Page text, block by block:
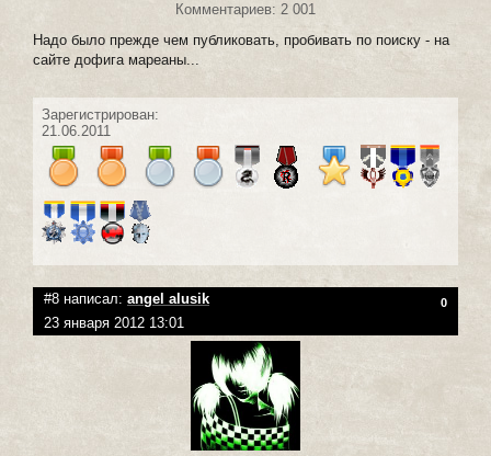
Комментариев: 2 001
Надо было прежде чем публиковать, пробивать по поиску - на
сайте дофига мареаны...
Зарегистрирован:
21.06.2011
#8 написал: angel alusik 0
23 января 2012 13:01